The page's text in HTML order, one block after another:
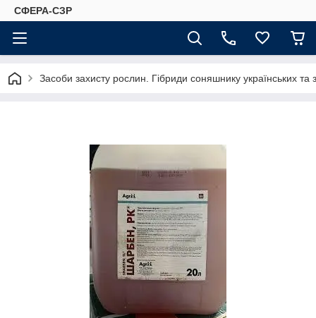
СФЕРА-СЗР
Засоби захисту рослин. Гібриди соняшнику українських та